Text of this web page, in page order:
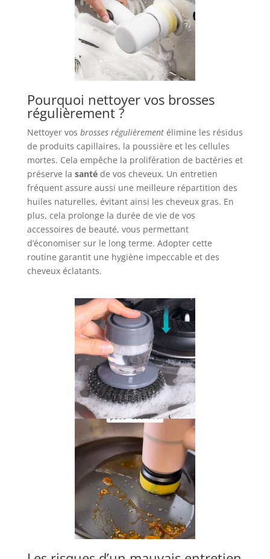
Pourquoi nettoyer vos brosses
régulièrement ?
Nettoyer vos brosses régulièrementélimine les résidus
de produits capillaires, la poussière et les cellules
mortes. Cela empêche la prolifération de bactéries et
préserve la santéde vos cheveux. Un entretien
fréquent assure aussi une meilleure répartition des
huiles naturelles, évitant ainsi les cheveux gras. En
plus, cela prolonge la durée de vie de vos
accessoires de beauté, vous permettant
d’économiser sur le long terme. Adopter cette
routine garantit une hygiène impeccable et des
cheveux éclatants.